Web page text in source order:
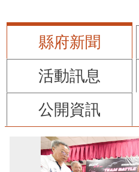
縣府新聞
活動訊息
公開資訊